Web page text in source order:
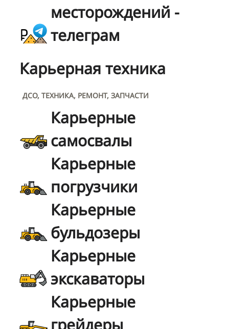
месторождений -
телеграм
Карьерная техника
ДСО, ТЕХНИКА, РЕМОНТ, ЗАПЧАСТИ
Карьерные
самосвалы
Карьерные
погрузчики
Карьерные
бульдозеры
Карьерные
экскаваторы
Карьерные
грейдеры